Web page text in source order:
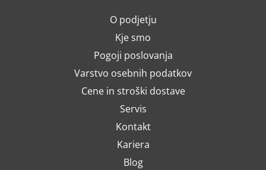
O podjetju
Kje smo
Pogoji poslovanja
Varstvo osebnih podatkov
Cene in stroški dostave
Servis
Kontakt
Kariera
Blog